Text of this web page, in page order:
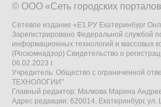
© ООО «Сеть городских
Сетевое издание «Е1.РУ Екатеринбург
Зарегистрировано Федеральной службой
информационных технологий и массовых
(Роскомнадзор) Свидетельство о
06.02.2023 г.
Учредитель: Общество с ограниченной
ТЕХНОЛОГИИ"
Главный редактор: Малкова Марина
Адрес редакции: 620014, Екатеринбург,